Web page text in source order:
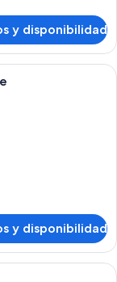
y disponibilidad
hotel con cama,
y disponibilidad
hotel con dos camas,